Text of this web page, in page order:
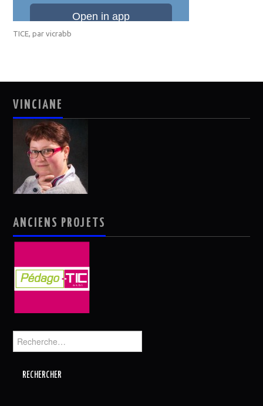
TICE, parvicrabb
VINCIANE
ANCIENS PROJETS
Rechercher :